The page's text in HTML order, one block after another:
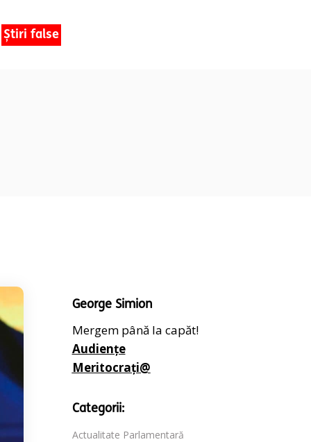
Știri false
George Simion
Mergem până la capăt!
Audiențe
Meritocrați@
Categorii:
Actualitate Parlamentară